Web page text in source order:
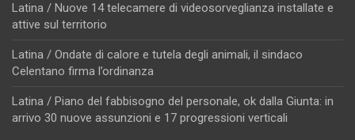
Latina / Nuove 14 telecamere di videosorveglianza installate e
attive sul territorio
Latina / Ondate di calore e tutela degli animali, il sindaco
Celentano firma l’ordinanza
Latina / Piano del fabbisogno del personale, ok dalla Giunta: in
arrivo 30 nuove assunzioni e 17 progressioni verticali